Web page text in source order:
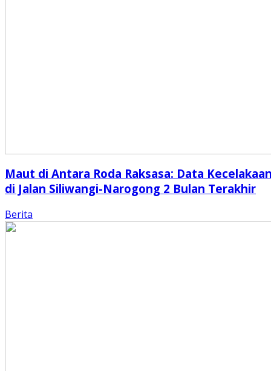
Maut di Antara Roda Raksasa: Data
di Jalan Siliwangi-Narogong 2 Bulan Terakhir
Berita